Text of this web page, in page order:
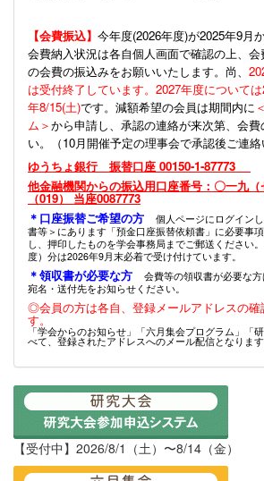
【会費振込】 今年度(2026年度)が2025年9月
会費納入状況は各自個人画面で確認の上、
の会費の振込みをお願いいたします。尚、
は受付終了しています。2027年度について
年8/15(土)です。減額希望の会員は期間内に
ム＞から申請し、承認の連絡が来次第、会
い。（10月開催予定の理事会で承認後ご連絡
ゆうちょ銀行 振替口座 00150-1-87773
他金融機関からの振込用口座番号：〇一九
（019） 当座0087773
＊口座振替ご希望の方
個人ページにログイン
書等＞にあります「預金口座振替依頼書」に必要事
し、押印したものを学会事務局までご郵送ください
度）分は2026年9月末必着で受け付けています。
＊領収書が必要な方
会費等の領収書が必要な
宛名・送付先をお知らせください。
◎会員の方は各自、登録メールアドレスの確
す。
「学会からのお知らせ」「六月集会プログラム」「
べて、登録されたアドレスへのメール配信となりま
【受付中】2026/8/1（土）〜8/14（金）